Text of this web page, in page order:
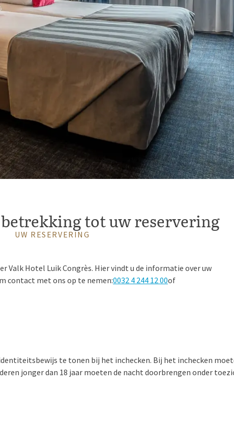
tot uw reservering
UW RESERVERING
Valk Hotel Luik Congrès. Hier vindt u de informatie over uw
contact met ons op te nemen:0032 4 244 12 00of
te tonen bij het inchecken. Bij het inchecken
jonger dan 18 jaar moeten de nacht doorbrengen onder